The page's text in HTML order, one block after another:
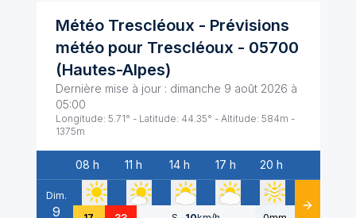
Météo Trescléoux - Prévisions
météo pour Trescléoux - 05700
(Hautes-Alpes)
Dernière mise à jour : dimanche 9 août 2026 à
05:00
Longitude: 5.71° - Latitude: 44.35° - Altitude: 584m -
1375m
Date
08 h 11 h 14 h 17 h 20 h
Dim.
9 Détails